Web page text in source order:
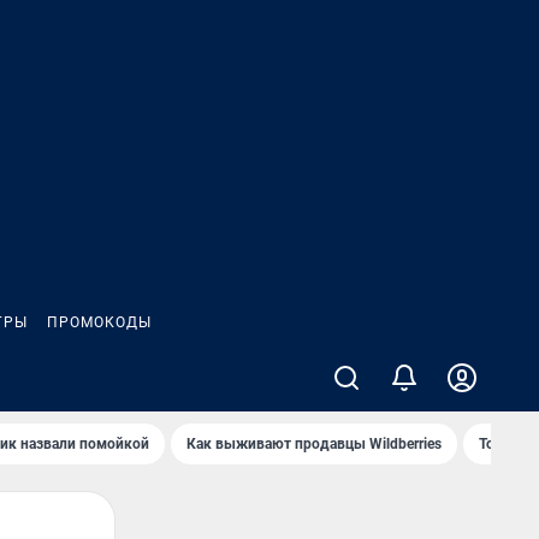
ПРОМОКОДЫ
назвали помойкой Как выживают продавцы Wildberries Топ